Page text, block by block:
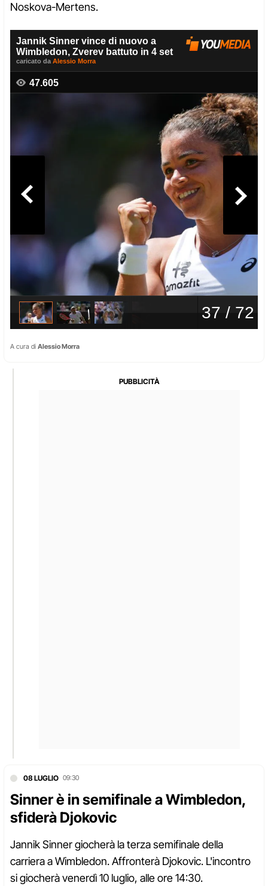
Noskova-Mertens.
A cura di Alessio Morra
08 LUGLIO 09:30
Sinner è in semifinale a Wimbledon,
sfiderà Djokovic
Jannik Sinner giocherà la terza semifinale della
carriera a Wimbledon. Affronterà Djokovic. L'incontro
si giocherà venerdì 10 luglio, alle ore 14:30.